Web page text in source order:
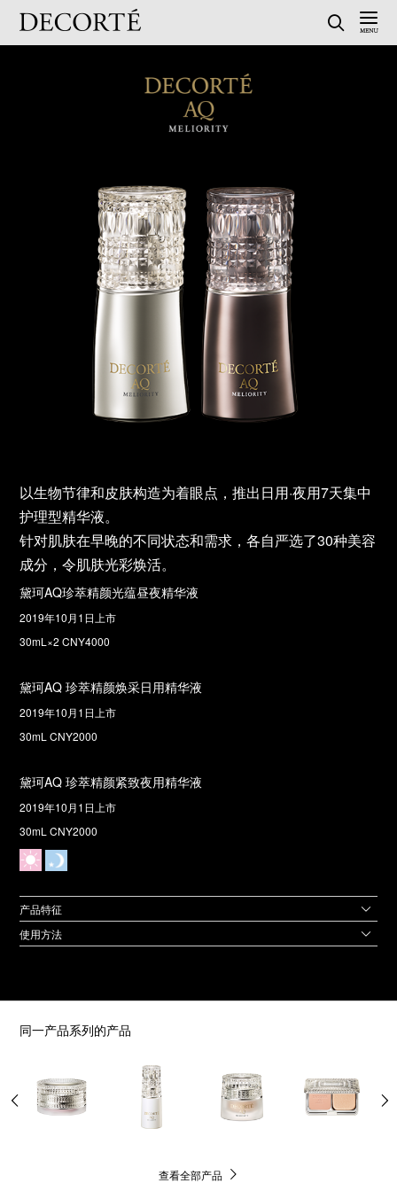
以生物节律和皮肤构造为着眼点，推出日用·夜用7天集中
护理型精华液。
针对肌肤在早晚的不同状态和需求，各自严选了30种美容
成分，令肌肤光彩焕活。
黛珂AQ珍萃精颜光蕴昼夜精华液
2019年10月1日上市
30mL×2 CNY4000
黛珂AQ 珍萃精颜焕采日用精华液
2019年10月1日上市
30mL CNY2000
黛珂AQ 珍萃精颜紧致夜用精华液
2019年10月1日上市
30mL CNY2000
产品特征
使用方法
同一产品系列的产品
查看全部产品